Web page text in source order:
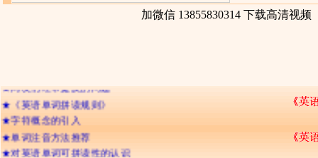
加微信 13855830314 下载高清视频
★
《英语单词拼读规则》
★字符概念的引入
★ 单词注音方法推荐
★对英语单词可拼读性的认识